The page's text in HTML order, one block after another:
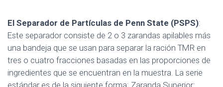
El Separador de Partículas de Penn State (PSPS):
Este separador consiste de 2 o 3 zarandas apilables más
una bandeja que se usan para separar la ración TMR en
tres o cuatro fracciones basadas en las proporciones de
ingredientes que se encuentran en la muestra. La serie
estándar es de la siguiente forma: Zaranda Superior: